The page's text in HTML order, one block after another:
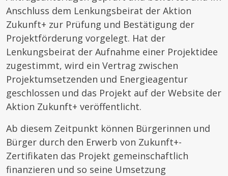
Anschluss dem Lenkungsbeirat der Aktion
Zukunft+ zur Prüfung und Bestätigung der
Projektförderung vorgelegt. Hat der
Lenkungsbeirat der Aufnahme einer Projektidee
zugestimmt, wird ein Vertrag zwischen
Projektumsetzenden und Energieagentur
geschlossen und das Projekt auf der Website der
Aktion Zukunft+ veröffentlicht.
Ab diesem Zeitpunkt können Bürgerinnen und
Bürger durch den Erwerb von Zukunft+-
Zertifikaten das Projekt gemeinschaftlich
finanzieren und so seine Umsetzung